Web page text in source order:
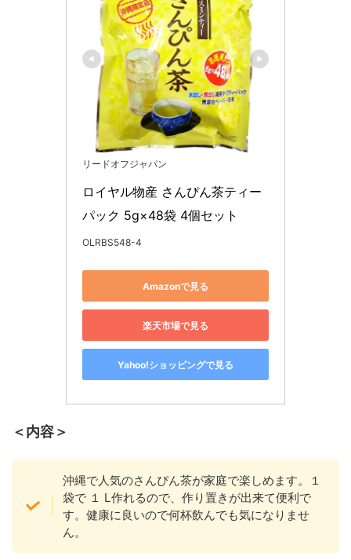
リードオフジャパン
ロイヤル物産 さんぴん茶ティー
パック 5g×48袋 4個セット
OLRBS548-4
Amazonで見る
楽天市場で見る
Yahoo!ショッピングで見る
＜内容＞
沖縄で人気のさんぴん茶が家庭で楽しめます。１
袋で １ L作れるので、作り置きが出来て便利で
す。健康に良いので何杯飲んでも気になりませ
ん。